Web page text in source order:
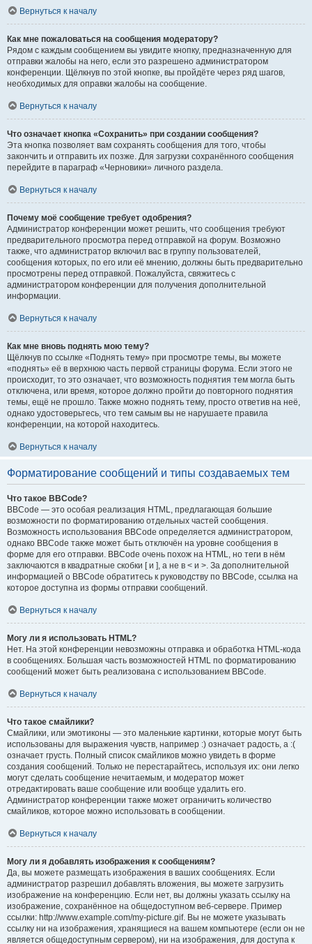
Вернуться к началу
Как мне пожаловаться на сообщения модератору?
Рядом с каждым сообщением вы увидите кнопку, предназначенную для
отправки жалобы на него, если это разрешено администратором
конференции. Щёлкнув по этой кнопке, вы пройдёте через ряд шагов,
необходимых для оправки жалобы на сообщение.
Вернуться к началу
Что означает кнопка «Сохранить» при создании сообщения?
Эта кнопка позволяет вам сохранять сообщения для того, чтобы
закончить и отправить их позже. Для загрузки сохранённого сообщения
перейдите в параграф «Черновики» личного раздела.
Вернуться к началу
Почему моё сообщение требует одобрения?
Администратор конференции может решить, что сообщения требуют
предварительного просмотра перед отправкой на форум. Возможно
также, что администратор включил вас в группу пользователей,
сообщения которых, по его или её мнению, должны быть предварительно
просмотрены перед отправкой. Пожалуйста, свяжитесь с
администратором конференции для получения дополнительной
информации.
Вернуться к началу
Как мне вновь поднять мою тему?
Щёлкнув по ссылке «Поднять тему» при просмотре темы, вы можете
«поднять» её в верхнюю часть первой страницы форума. Если этого не
происходит, то это означает, что возможность поднятия тем могла быть
отключена, или время, которое должно пройти до повторного поднятия
темы, ещё не прошло. Также можно поднять тему, просто ответив на неё,
однако удостоверьтесь, что тем самым вы не нарушаете правила
конференции, на которой находитесь.
Вернуться к началу
Форматирование сообщений и типы создаваемых тем
Что такое BBCode?
BBCode — это особая реализация HTML, предлагающая большие
возможности по форматированию отдельных частей сообщения.
Возможность использования BBCode определяется администратором,
однако BBCode также может быть отключён на уровне сообщения в
форме для его отправки. BBCode очень похож на HTML, но теги в нём
заключаются в квадратные скобки [ и ], а не в < и >. За дополнительной
информацией о BBCode обратитесь к руководству по BBCode, ссылка на
которое доступна из формы отправки сообщений.
Вернуться к началу
Могу ли я использовать HTML?
Нет. На этой конференции невозможны отправка и обработка HTML-кода
в сообщениях. Большая часть возможностей HTML по форматированию
сообщений может быть реализована с использованием BBCode.
Вернуться к началу
Что такое смайлики?
Смайлики, или эмотиконы — это маленькие картинки, которые могут быть
использованы для выражения чувств, например :) означает радость, а :(
означает грусть. Полный список смайликов можно увидеть в форме
создания сообщений. Только не перестарайтесь, используя их: они легко
могут сделать сообщение нечитаемым, и модератор может
отредактировать ваше сообщение или вообще удалить его.
Администратор конференции также может ограничить количество
смайликов, которое можно использовать в сообщении.
Вернуться к началу
Могу ли я добавлять изображения к сообщениям?
Да, вы можете размещать изображения в ваших сообщениях. Если
администратор разрешил добавлять вложения, вы можете загрузить
изображение на конференцию. Если нет, вы должны указать ссылку на
изображение, сохранённое на общедоступном веб-сервере. Пример
ссылки: http://www.example.com/my-picture.gif. Вы не можете указывать
ссылку ни на изображения, хранящиеся на вашем компьютере (если он не
является общедоступным сервером), ни на изображения, для доступа к